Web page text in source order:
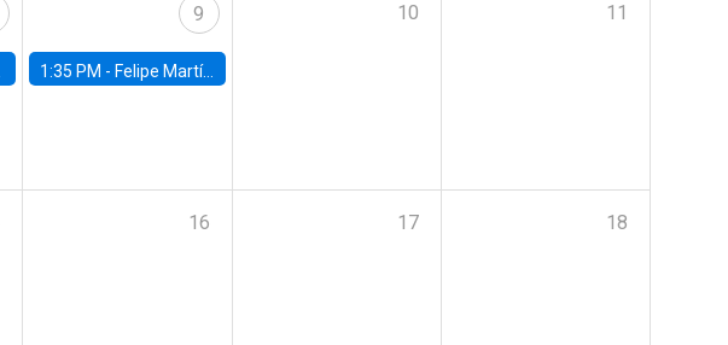
9
1:35 PM - Felipe Martínez, alumno Doctorado en Economía UC
10 11
16 17 18